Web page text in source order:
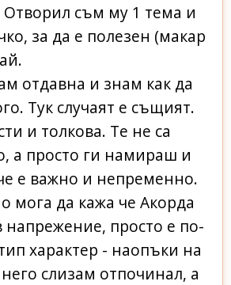
Отворил съм му 1 тема и
за да е полезен (макар
отдавна и знам как да
Тук случаят е същият.
и толкова. Те не са
а просто ги намираш и
е важно и непременно.
мога да кажа че Акорда
просто е по-
характер - наопъки на
слизам отпочинал, а